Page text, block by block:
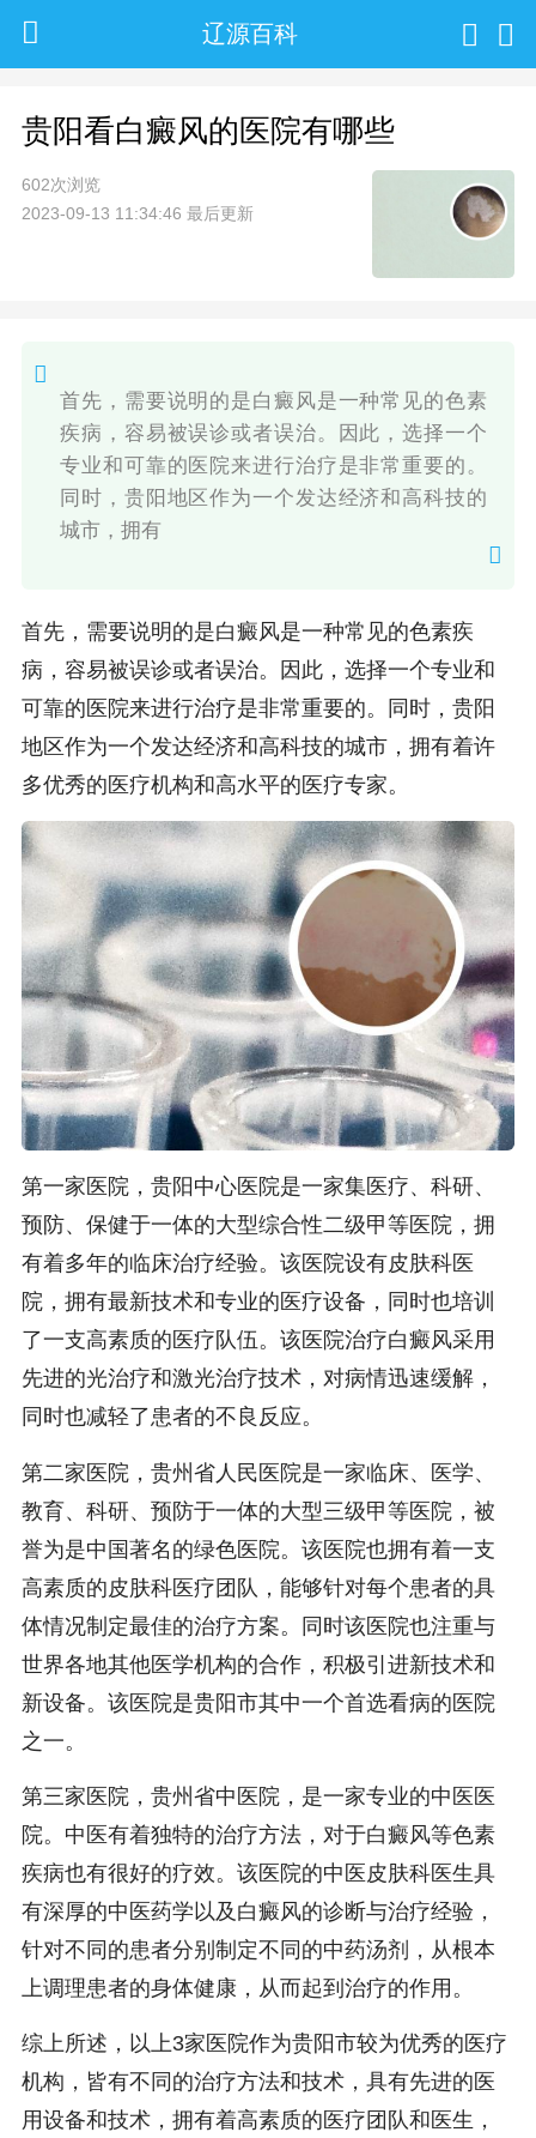
辽源百科
贵阳看白癜风的医院有哪些
602次浏览
2023-09-13 11:34:46 最后更新
首先，需要说明的是白癜风是一种常见的色素
疾病，容易被误诊或者误治。因此，选择一个
专业和可靠的医院来进行治疗是非常重要的。
同时，贵阳地区作为一个发达经济和高科技的
城市，拥有
首先，需要说明的是白癜风是一种常见的色素疾
病，容易被误诊或者误治。因此，选择一个专业和
可靠的医院来进行治疗是非常重要的。同时，贵阳
地区作为一个发达经济和高科技的城市，拥有着许
多优秀的医疗机构和高水平的医疗专家。
第一家医院，贵阳中心医院是一家集医疗、科研、
预防、保健于一体的大型综合性二级甲等医院，拥
有着多年的临床治疗经验。该医院设有皮肤科医
院，拥有最新技术和专业的医疗设备，同时也培训
了一支高素质的医疗队伍。该医院治疗白癜风采用
先进的光治疗和激光治疗技术，对病情迅速缓解，
同时也减轻了患者的不良反应。
第二家医院，贵州省人民医院是一家临床、医学、
教育、科研、预防于一体的大型三级甲等医院，被
誉为是中国著名的绿色医院。该医院也拥有着一支
高素质的皮肤科医疗团队，能够针对每个患者的具
体情况制定最佳的治疗方案。同时该医院也注重与
世界各地其他医学机构的合作，积极引进新技术和
新设备。该医院是贵阳市其中一个首选看病的医院
之一。
第三家医院，贵州省中医院，是一家专业的中医医
院。中医有着独特的治疗方法，对于白癜风等色素
疾病也有很好的疗效。该医院的中医皮肤科医生具
有深厚的中医药学以及白癜风的诊断与治疗经验，
针对不同的患者分别制定不同的中药汤剂，从根本
上调理患者的身体健康，从而起到治疗的作用。
综上所述，以上3家医院作为贵阳市较为优秀的医疗
机构，皆有不同的治疗方法和技术，具有先进的医
用设备和技术，拥有着高素质的医疗团队和医生，